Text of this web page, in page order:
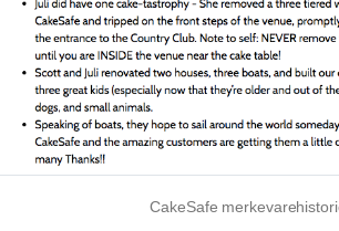
CakeSafe